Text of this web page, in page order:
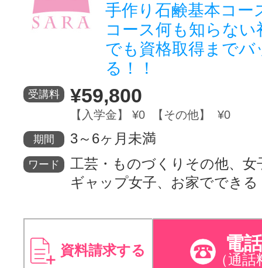
手作り石鹸基本コー
コース何も知らない
でも資格取得までバ
る！！
受講料 ¥59,800
【入学金】 ¥0 【その他】 ¥0
期間 3～6ヶ月未満
ワード
工芸・ものづくりその他、女
ギャップ女子、お家でできる
資料請求する 電
（通話